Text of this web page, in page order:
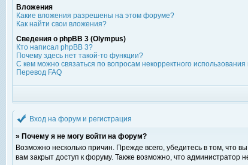
Вложения
Какие вложения разрешены на этом форуме?
Как найти свои вложения?
Сведения о phpBB 3 (Olympus)
Кто написал phpBB 3?
Почему здесь нет такой-то функции?
С кем можно связаться по вопросам некорректного
Перевод FAQ
Вход на форум и регистрация
» Почему я не могу войти на форум?
Возможно несколько причин. Прежде всего, убедитесь в том, что
вам закрыт доступ к форуму. Также возможно, что